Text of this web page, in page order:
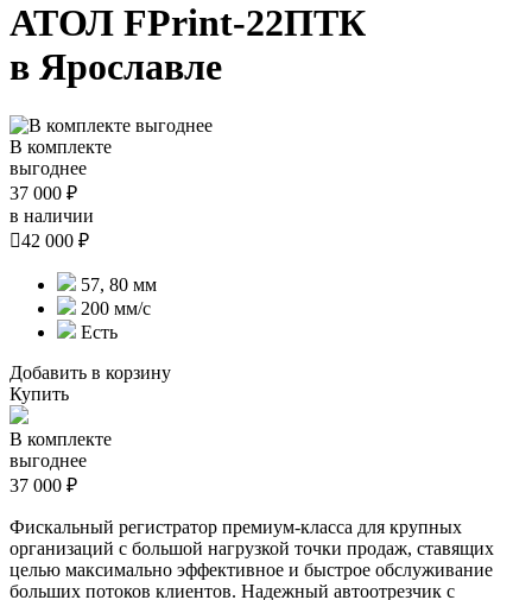
АТОЛ FPrint-22ПТК
в Ярославле
В комплекте
выгоднее
37 000 ₽
в наличии
42 000 ₽
57, 80 мм
200 мм/с
Есть
Добавить в корзину
Купить
В комплекте
выгоднее
37 000 ₽
Фискальный регистратор премиум-класса для крупных
организаций с большой нагрузкой точки продаж, ставящих
целью максимально эффективное и быстрое обслуживание
больших потоков клиентов. Надежный автоотрезчик с